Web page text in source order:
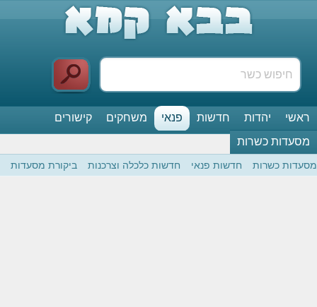
ראשי יהדות חדשות פנאי משחקים
קישורים
מסעדות כשרות
מסעדות כשרות חדשות פנאי חדשות כלכלה וצרכנות ביקורת מסעדות